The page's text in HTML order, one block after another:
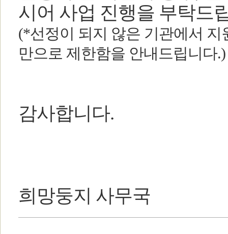
시어 사업 진행을 부탁드
(*선정이 되지 않은 기관에서
만으로 제한함을 안내드립니다
감사합니다.
희망둥지 사무국